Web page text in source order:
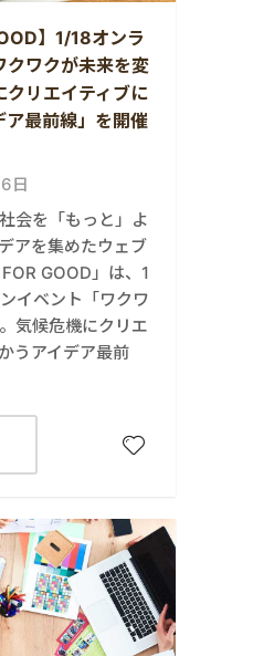
】1/18オンラ
クワクが未来を変
クリエイティブに
ア最前線」を開催
日
会を「もっと」よ
アを集めたウェブ
GOOD」は、1
イベント「ワクワ
気候危機にクリエ
うアイデア最前